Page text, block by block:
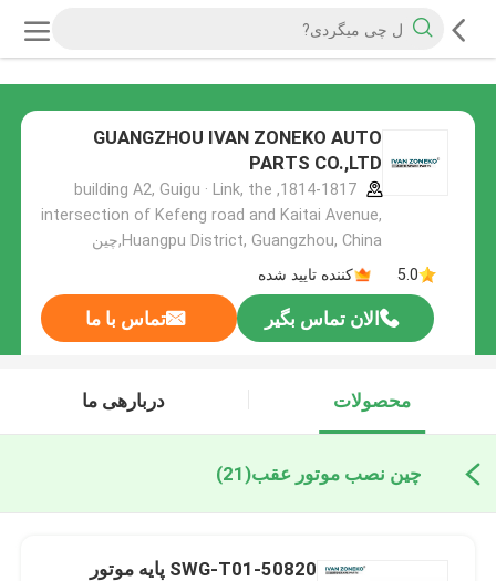
GUANGZHOU IVAN ZONEKO AUTO
PARTS CO.,LTD
1814-1817, building A2, Guigu · Link, the
intersection of Kefeng road and Kaitai Avenue,
Huangpu District, Guangzhou, China,چین
5.0
کننده تایید شده
الان تماس بگیر تماس با ما
محصولات دربارهی ما
چین نصب موتور عقب(21)
50820-SWG-T01 پایه موتور